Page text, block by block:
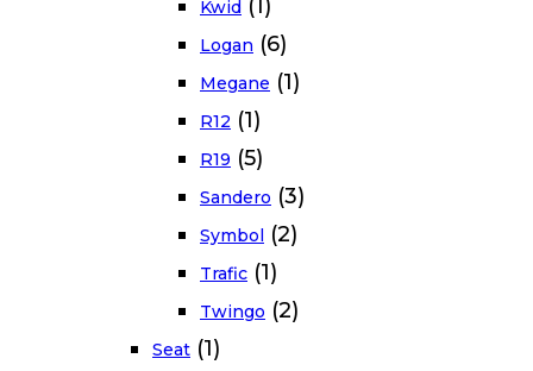
Kwid (1)
Logan (6)
Megane (1)
R12 (1)
R19 (5)
Sandero (3)
Symbol (2)
Trafic (1)
Twingo (2)
Seat (1)